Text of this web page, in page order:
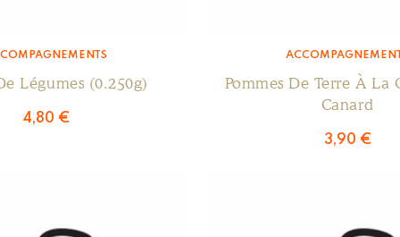
Légumes (0.250g)
4,80 €
Pommes De Terre À La
Canard
3,90 €